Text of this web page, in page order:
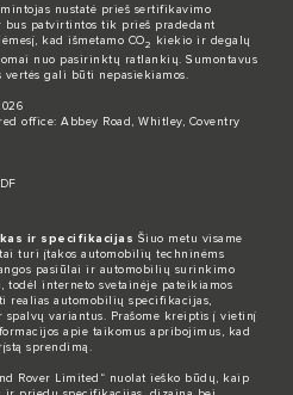
nustatė prieš sertifikavimo
bus patvirtintos tik prieš pradedant
kad išmetamo CO2
kiekio ir degalų
nuo pasirinktų ratlankių. Sumontavus
gali būti nepasiekiamos.
office: Abbey Road, Whitley, Coventry
ir specifikacijas Šiuo metu visame
turi įtakos automobilių techninėms
pasiūlai ir automobilių surinkimo
interneto svetainėje pateikiamos
realias automobilių specifikacijas,
spalvų variantus. Prašome kreiptis į vietinį
apie taikomus apribojimus, kad
sprendimą.
Rover Limited“ nuolat ieško būdų, kaip